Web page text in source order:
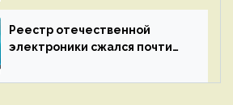
до 3 Тбайт DDR5 и шесть
дисплеев
Реестр отечественной
электроники сжался почти